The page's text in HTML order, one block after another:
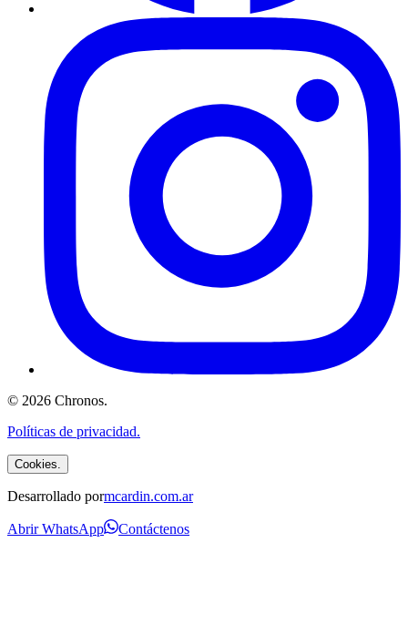
© 2026 Chronos.
Políticas de privacidad.
Cookies.
Desarrollado pormcardin.com.ar
Abrir WhatsApp Contáctenos